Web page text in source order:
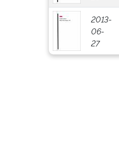
2013-
06-
27